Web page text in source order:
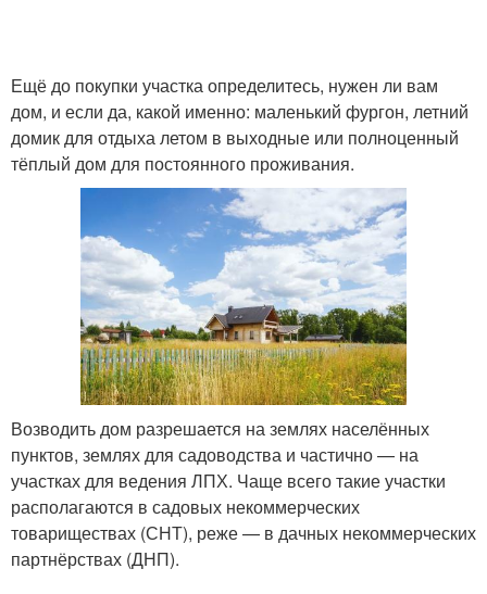
Ещё до покупки участка определитесь, нужен ли вам
дом, и если да, какой именно: маленький фургон, летний
домик для отдыха летом в выходные или полноценный
тёплый дом для постоянного проживания.
Возводить дом разрешается на землях населённых
пунктов, землях для садоводства и частично — на
участках для ведения ЛПХ. Чаще всего такие участки
располагаются в садовых некоммерческих
товариществах (СНТ), реже — в дачных некоммерческих
партнёрствах (ДНП).